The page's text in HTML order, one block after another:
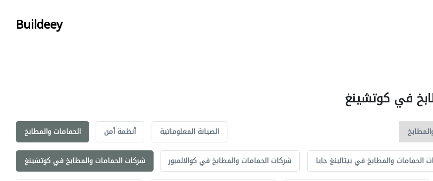
Buildeey
في كوتشينغ
الحمامات والمطابخ أنظمة أمن الصيانة المعلوماتية
شركات الحمامات والمطابخ في كوتشينغ شركات الحمامات والمطابخ في كوالالمبور الحمامات والمطابخ في بيتالينغ جايا